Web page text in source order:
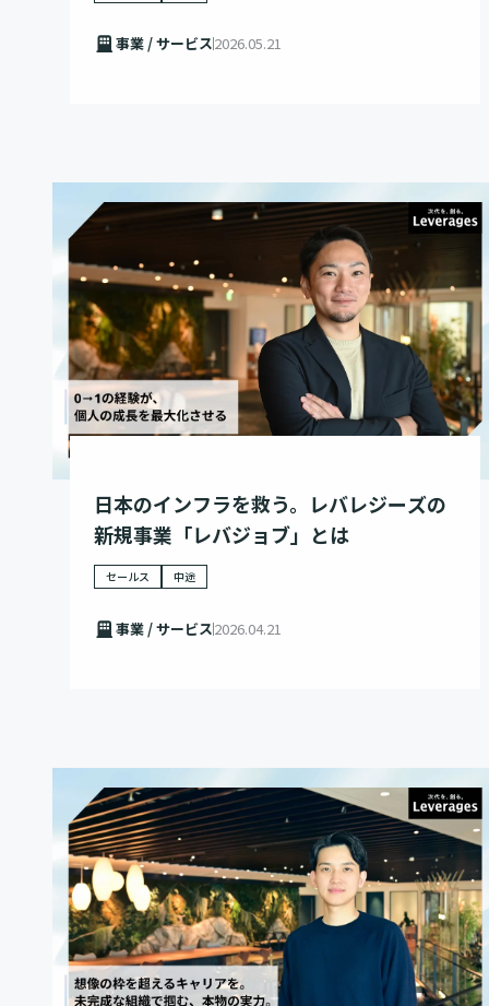
事業 / サービス2026.05.21
日本のインフラを救う。レバレジーズの
新規事業「レバジョブ」とは
セールス 中途
事業 / サービス2026.04.21